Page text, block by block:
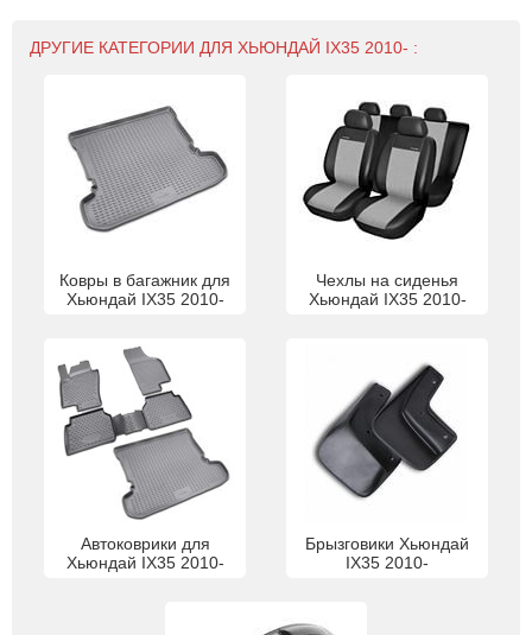
ДРУГИЕ КАТЕГОРИИ ДЛЯ ХЬЮНДАЙ IX35 2010- :
Ковры в багажник для
Хьюндай IX35 2010-
Чехлы на сиденья
Хьюндай IX35 2010-
Автоковрики для
Хьюндай IX35 2010-
Брызговики Хьюндай
IX35 2010-